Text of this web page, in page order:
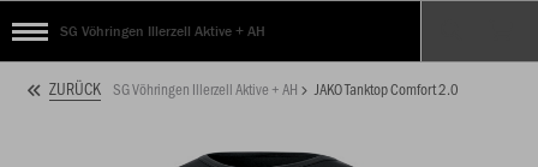
SG Vöhringen Illerzell Aktive + AH
ZURÜCK SG Vöhringen Illerzell Aktive + AH JAKO Tanktop Comfort 2.0